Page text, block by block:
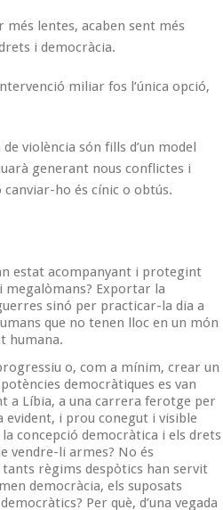
lentes, acaben sent més
i democràcia.
miliar fos l’única opció,
violència són fills d’un model
generant nous conflictes i
ho és cínic o obtús.
estat acompanyant i protegint
Exportar la
sinó per practicar-la dia a
que no tenen lloc en un món
humana.
o, com a mínim, crear un
democràtiques es van
a Líbia, a una carrera ferotge per
evident, i prou conegut i visible
concepció democràtica i els drets
vendre-li armes? No és
tants règims despòtics han servit
democràcia, els suposats
Per què, d’una vegada